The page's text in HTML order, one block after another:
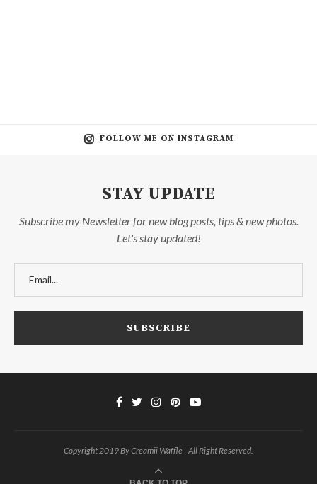
FOLLOW ME ON INSTAGRAM
STAY UPDATE
Subscribe my Newsletter for new blog posts, tips & new photos.
Let's stay updated!
Copyright 2019 By Creamii Waffle | All Right Reserved.